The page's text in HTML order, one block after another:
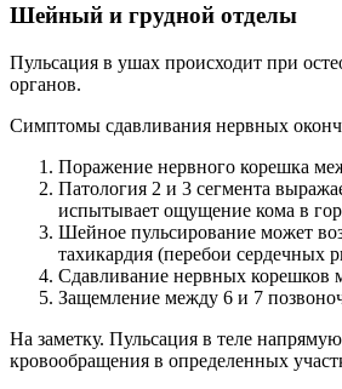
Шейный и грудной отделы
Пульсация в ушах происходит при
органов.
Симптомы сдавливания нервных
Поражение нервного корешка
Патология 2 и 3 сегмента
испытывает ощущение кома в
Шейное пульсирование может
тахикардия (перебои сердечных
Сдавливание нервных корешков
Защемление между 6 и 7
На заметку. Пульсация в теле
кровообращения в определенных